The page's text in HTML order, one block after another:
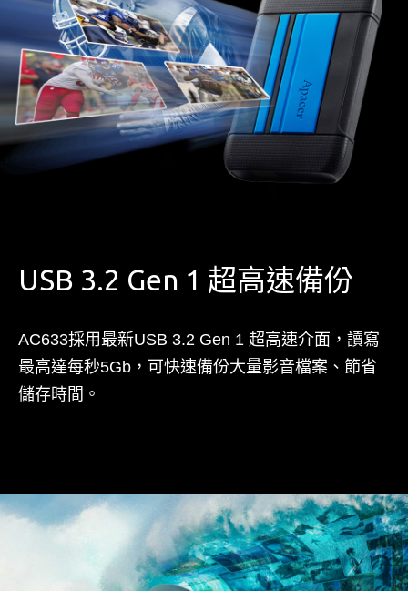
USB 3.2 Gen 1 超高速備份
AC633採用最新USB 3.2 Gen 1 超高速介面，讀寫
最高達每秒5Gb，可快速備份大量影音檔案、節省
儲存時間。